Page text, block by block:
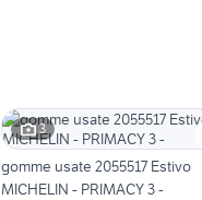
3
gomme usate 2055517 Estivo
MICHELIN - PRIMACY 3 -